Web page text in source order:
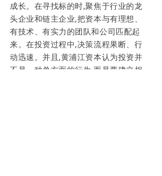
成长。在寻找标的时,聚焦于行业的龙
头企业和链主企业,把资本与有理想、
有技术、有实力的团队和公司匹配起
来。在投资过程中,决策流程果断、行
动迅速。并且,黄浦江资本认为投资并
不是一种单方面的行为,而是要建立相